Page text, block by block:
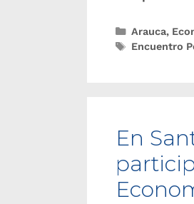
Arauca,
Encuentro
En